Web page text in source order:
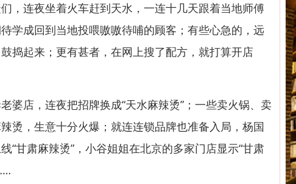
连夜坐着火车赶到天水，一连十几天跟着当地师傅
学成回到当地投喂嗷嗷待哺的顾客；有些心急的，远
捣起来；更有甚者，在网上搜了配方，就打算开店
店，连夜把招牌换成“天水麻辣烫”；一些卖火锅、卖
烫，生意十分火爆；就连连锁品牌也准备入局，杨国
“甘肃麻辣烫”，小谷姐姐在北京的多家门店显示“甘肃